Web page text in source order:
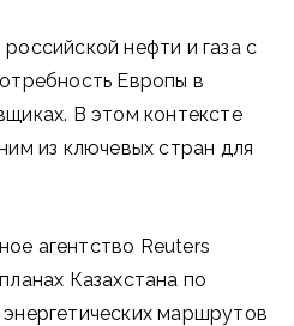
нефти и газа с
Европы в
В этом контексте
из ключевых стран для
агентство Reuters
Казахстана по
маршрутов